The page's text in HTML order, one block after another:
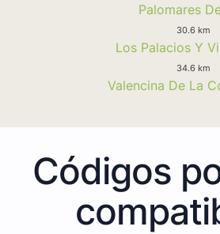
Palomares
30.6 km
Los Palacios Y
34.6 km
Valencina De La
Códigos